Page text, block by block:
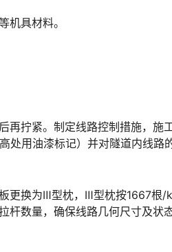
机具材料。
再拧紧。制定线路控制措施，施
处用油漆标记）并对隧道内线路
更换为Ⅲ型枕，Ⅲ型枕按1667根/
杆数量，确保线路几何尺寸及状